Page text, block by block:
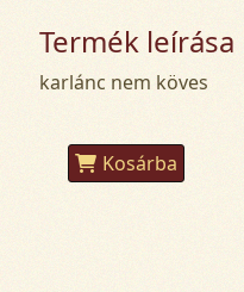
Termék leírása
karlánc nem köves
Kosárba